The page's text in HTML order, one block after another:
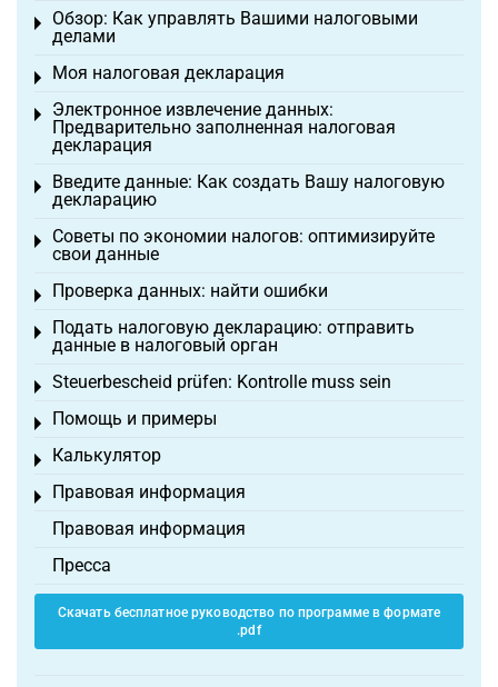
Обзор: Как управлять Вашими налоговыми
делами
Toggle menu
Моя налоговая декларация
Toggle menu
Электронное извлечение данных:
Предварительно заполненная налоговая
декларация
Toggle menu
Введите данные: Как создать Вашу налоговую
декларацию
Toggle menu
Советы по экономии налогов: оптимизируйте
свои данные
Toggle menu
Проверка данных: найти ошибки
Toggle menu
Подать налоговую декларацию: отправить
данные в налоговый орган
Toggle menu
Steuerbescheid prüfen: Kontrolle muss sein
Toggle menu
Помощь и примеры
Toggle menu
Калькулятор
Toggle menu
Правовая информация
Toggle menu
Правовая информация
Пресса
Скачать бесплатное руководство по программе в формате
.pdf